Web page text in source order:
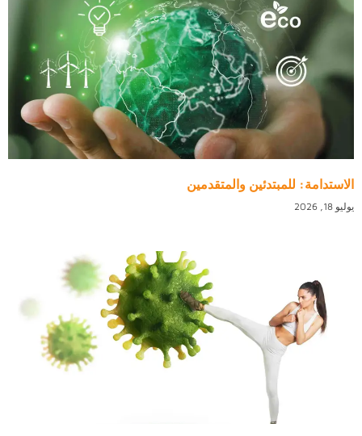
الاستدامة: للمبتدئين والمتقدمين
يوليو 18, 2026